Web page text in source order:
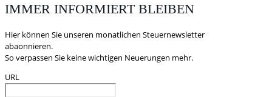
IMMER INFORMIERT BLEIBEN
Hier können Sie unseren monatlichen Steuernewsletter
abaonnieren.
So verpassen Sie keine wichtigen Neuerungen mehr.
URL